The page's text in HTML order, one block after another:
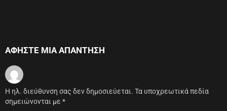
ΑΦΉΣΤΕ ΜΙΑ ΑΠΆΝΤΗΣΗ
Η ηλ. διεύθυνση σας δεν δημοσιεύεται. Τα υποχρεωτικά πεδία
σημειώνονται με *